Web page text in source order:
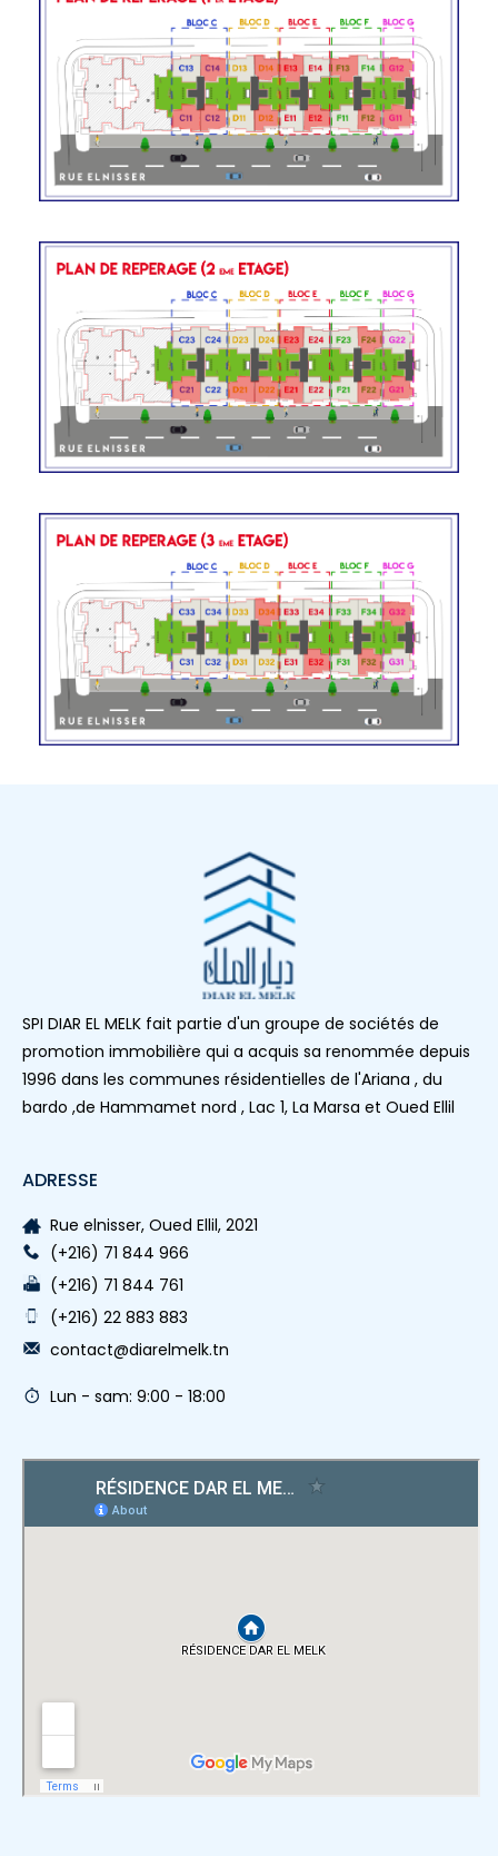
SPI DIAR EL MELK fait partie d'un groupe de sociétés de
promotion immobilière qui a acquis sa renommée depuis
1996 dans les communes résidentielles de l'Ariana , du
bardo ,de Hammamet nord , Lac 1, La Marsa et Oued Ellil
ADRESSE
Rue elnisser, Oued Ellil, 2021
(+216) 71 844 966
(+216) 71 844 761
(+216) 22 883 883
contact@diarelmelk.tn
Lun - sam: 9:00 - 18:00